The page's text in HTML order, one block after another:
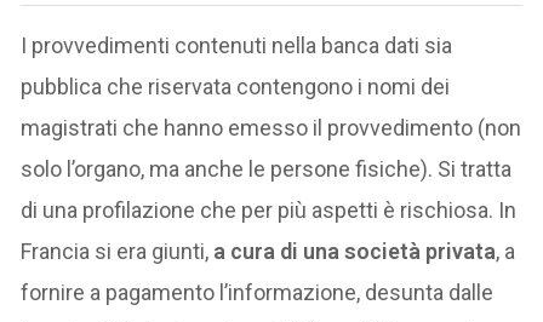
I provvedimenti contenuti nella banca dati sia
pubblica che riservata contengono i nomi dei
magistrati che hanno emesso il provvedimento (non
solo l’organo, ma anche le persone fisiche). Si tratta
di una profilazione che per più aspetti è rischiosa. In
Francia si era giunti, a cura di una società privata, a
fornire a pagamento l’informazione, desunta dalle